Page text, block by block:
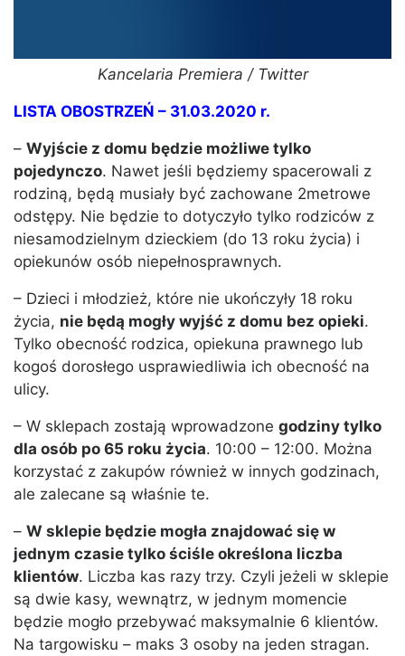
Kancelaria Premiera / Twitter
LISTA OBOSTRZEŃ – 31.03.2020 r.
– Wyjście z domu będzie możliwe tylko
pojedynczo. Nawet jeśli będziemy spacerowali z
rodziną, będą musiały być zachowane 2metrowe
odstępy. Nie będzie to dotyczyło tylko rodziców z
niesamodzielnym dzieckiem (do 13 roku życia) i
opiekunów osób niepełnosprawnych.
– Dzieci i młodzież, które nie ukończyły 18 roku
życia, nie będą mogły wyjść z domu bez opieki.
Tylko obecność rodzica, opiekuna prawnego lub
kogoś dorosłego usprawiedliwia ich obecność na
ulicy.
– W sklepach zostają wprowadzone godziny tylko
dla osób po 65 roku życia. 10:00 – 12:00. Można
korzystać z zakupów również w innych godzinach,
ale zalecane są właśnie te.
– W sklepie będzie mogła znajdować się w
jednym czasie tylko ściśle określona liczba
klientów. Liczba kas razy trzy. Czyli jeżeli w sklepie
są dwie kasy, wewnątrz, w jednym momencie
będzie mogło przebywać maksymalnie 6 klientów.
Na targowisku – maks 3 osoby na jeden stragan.